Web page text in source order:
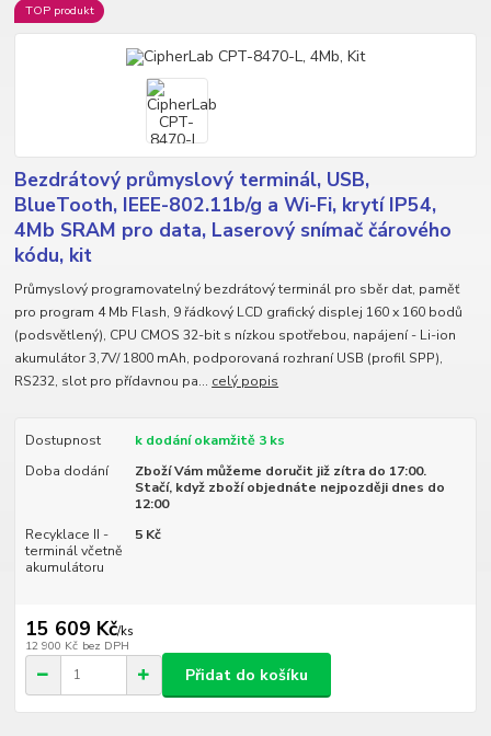
TOP produkt
Bezdrátový průmyslový terminál, USB,
BlueTooth, IEEE-802.11b/g a Wi-Fi, krytí IP54,
4Mb SRAM pro data, Laserový snímač čárového
kódu, kit
Průmyslový programovatelný bezdrátový terminál pro sběr dat, paměť
pro program 4 Mb Flash, 9 řádkový LCD grafický displej 160 x 160 bodů
(podsvětlený), CPU CMOS 32-bit s nízkou spotřebou, napájení - Li-ion
akumulátor 3,7V/ 1800 mAh, podporovaná rozhraní USB (profil SPP),
RS232, slot pro přídavnou pa... celý popis
Dostupnost
k dodání okamžitě 3 ks
Doba dodání
Zboží Vám můžeme doručit již zítra do 17:00.
Stačí, když zboží objednáte nejpozději dnes do
12:00
Recyklace II -
terminál včetně
akumulátoru
5 Kč
15 609 Kč/ks
12 900 Kč bez DPH
Přidat do košíku